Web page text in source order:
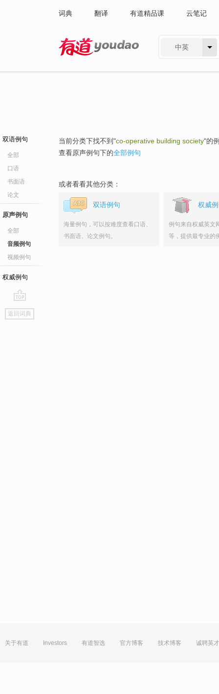
词典 翻译 有道精品课 云笔记
中英
双语例句
全部
口语
书面语
论文
原声例句
全部
音频例句
视频例句
权威例句
go
top
返回词典
当前分类下找不到"co-operative building society"的
查看原声例句下的全部例句
或者看看其他分类：
双语例句
海量例句，可以按难度查看口语、
书面语、论文例句。
权威
例句来自权威英文
等，提供最专业的
关于有道 Investors 有道智选 官方博客 技术博客 诚聘英才